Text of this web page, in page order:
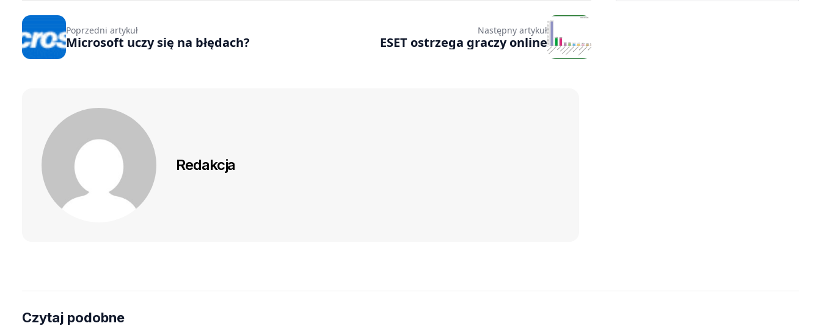
Poprzedni artykuł
Microsoft uczy się na błędach?
Następny artykuł
ESET ostrzega graczy online
Redakcja
Czytaj podobne